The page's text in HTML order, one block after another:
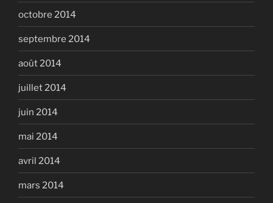
octobre 2014
septembre 2014
août 2014
juillet 2014
juin 2014
mai 2014
avril 2014
mars 2014